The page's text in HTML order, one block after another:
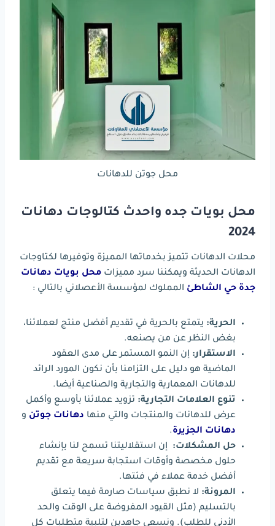
محل جوتن للدهانات
محل بويات جده واحدث كتالوجات دهانات
2024
محلات الدهانات تتميز بخدماتها المميزة وتوفيرها لكتاوجات
الدهانات الحديثة ويمكننا سرد مميزات محل بويات دهانات
جدة حي الشاطئ المملوك لمؤسسة الأعصلاني بالتالي :
الحرية: يتمتع بالحرية في تقديم أفضل منتج لعملائنا،
بغض النظر عن من يصنعه.
الاستقرار: إن النمو المستمر على مدى العقود
الماضية هو دليل على التزامنا بأن نكون المورد الرائد
للدهانات المعمارية والتجارية والصناعية أيضا.
تنوع العلامات التجارية: تزويد عملائنا بأوسع وأكمل
عرض للدهانات والمنتجات والتي منها دهانات جوتن و
دهانات الجزيرة.
حل المشكلات:
إن استقلاليتنا تسمح لنا بإنشاء
حلول مخصصة وأوقات استجابة سريعة مع تقديم
أفضل خدمة عملاء في فئتها.
المرونة: لا نطبق سياسات صارمة فيما يتعلق
بالتسليم (مثل القيود المفروضة على الوقت والحد
الأدنى للطلب). ونسعى جاهدين لتلبية متطلبات كل